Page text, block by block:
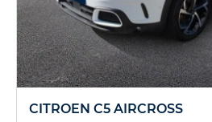
CITROEN C5 AIRCROSS